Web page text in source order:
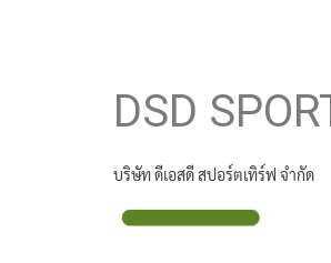
DSD
บริษัท ดีเอสดี สปอร์ตเทิร์ฟ จำกัด